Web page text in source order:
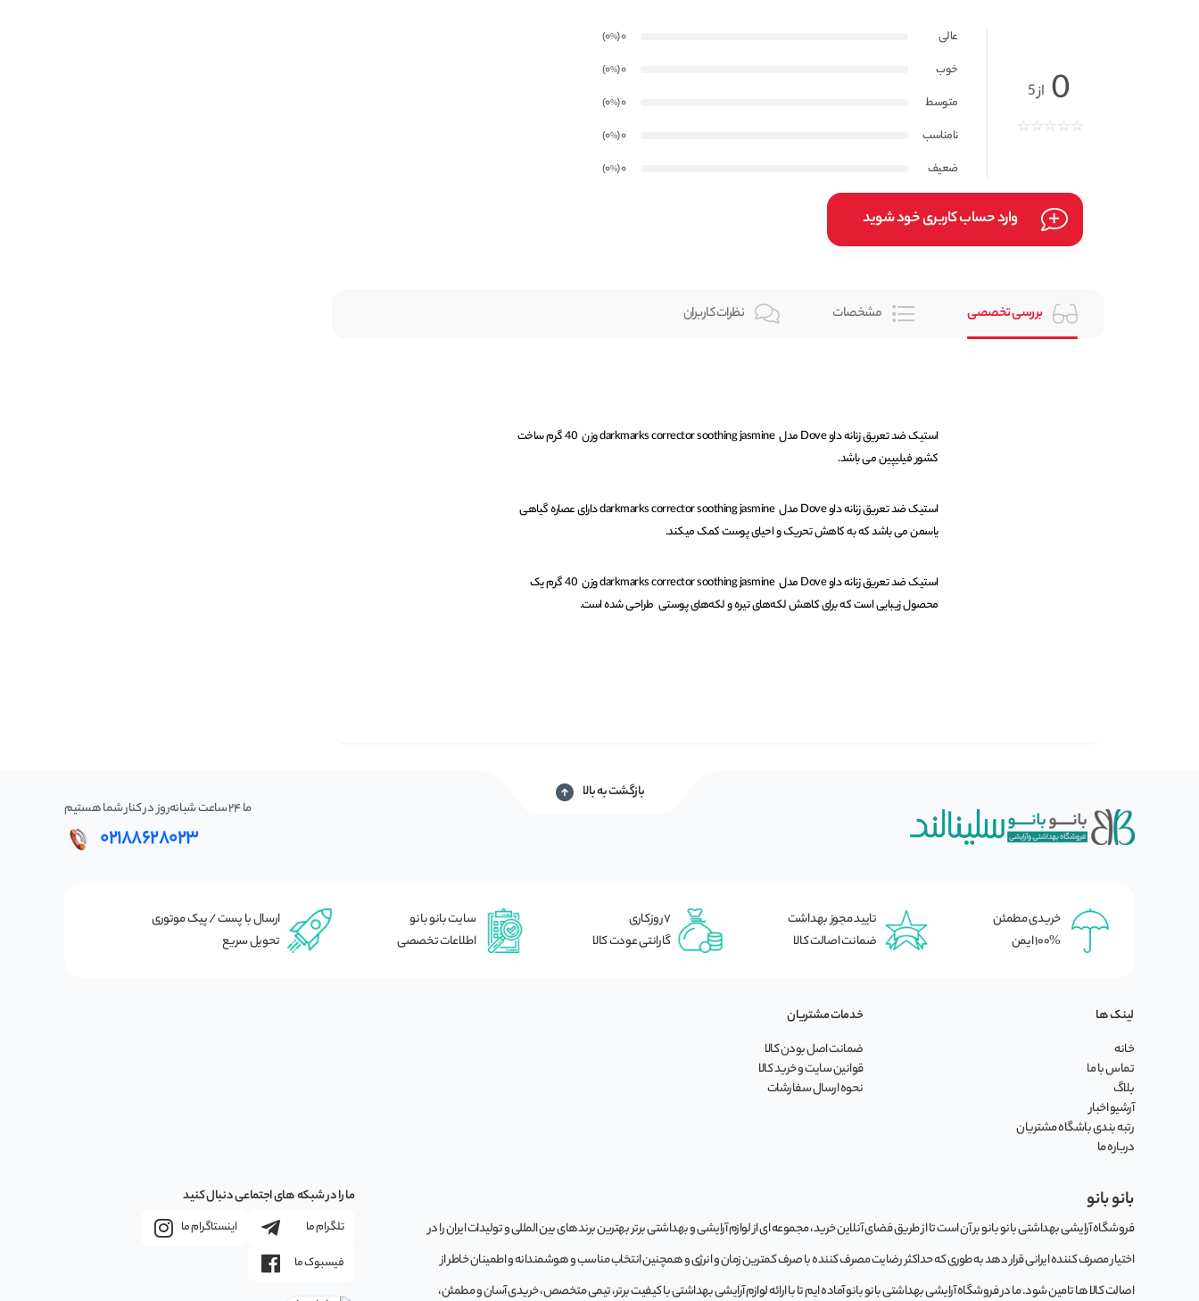
0 از 5
عالی 0
(0
%
)
خوب
0
(0
%
)
متوسط
0
(0
%
)
نامناسب
0
(0
%
)
ضعیف
0
(0
%
)
وارد حساب کاربری خود شوید
بررسی تخصصی مشخصات نظرات کاربران
استیک ضد تعریق زنانه داو Dove مدل darkmarks corrector soothing jasmine وزن 40 گرم ساخت
کشور فیلیپین می باشد.
استیک ضد تعریق زنانه داو Dove مدل darkmarks corrector soothing jasmine دارای عصاره گیاهی
یاسمن می باشد که به کاهش تحریک و احیای پوست کمک میکند.
استیک ضد تعریق زنانه داو Dove مدل darkmarks corrector soothing jasmine وزن 40 گرم یک
محصول زیبایی است که برای کاهش لکه‌های تیره و لکه‌های پوستی طراحی شده است.
بازگشت به بالا
ما 24 ساعت شبانه‌روز در کنار شما هستیم
02188628023
خریدی مطمئن
100% ایمن
تایید مجوز بهداشت
ضمانت اصالت کالا
7 روزکاری
گارانتی عودت کالا
سایت بانو بانو
اطلاعات تخصصی
ارسال با پست / پیک موتوری
تحویل سریع
لینک ها
خانه
تماس با ما
بلاگ
آرشیو اخبار
رتبه بندی باشگاه مشتریان
درباره ما
خدمات مشتریان
ضمانت اصل بودن کالا
قوانین سایت و خرید کالا
نحوه ارسال سفارشات
بانو بانو
فروشگاه آرایشی بهداشتی بانو بانو بر آن است تا از طریق فضای آنلاین خرید، مجموعه‌ ای از لوازم آرایشی و بهداشتی برتر بهترین برندهای بین المللی و تولیدات ایران را در
اختیار مصرف کننده ایرانی قرار دهد به طوری که حداکثر رضایت مصرف کننده با صرف کمترین زمان و انرژی و همچنین انتخاب مناسب و هوشمندانه و اطمینان خاطر از
اصالت کالا ها تامین شود. ما در فروشگاه آرایشی بهداشتی بانو بانو آماده ایم تا با ارائه لوازم آرایشی بهداشتی با کیفیت برتر، تیمی متخصص، خریدی آسان و مطمئن،
ما را در شبکه های اجتماعی دنبال کنید
تلگرام ما
اینستاگرام ما
فیسبوک ما